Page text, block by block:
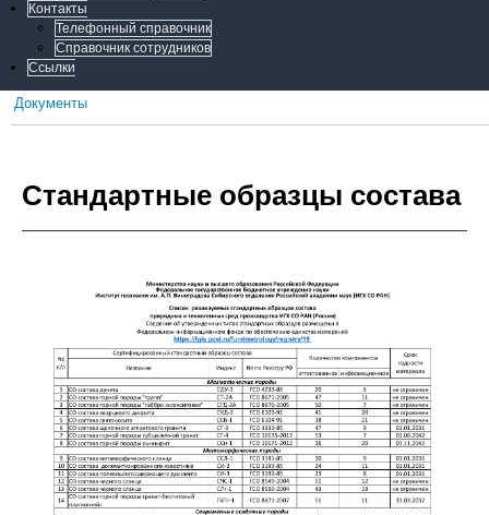
Контакты
Телефонный справочник
Справочник сотрудников
Ссылки
Документы
Стандартные образцы состава